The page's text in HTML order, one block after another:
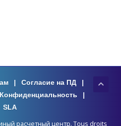
| Согласие на ПД
|
Конфиденциальность
|
SLA
расчетный центр. Tous droits